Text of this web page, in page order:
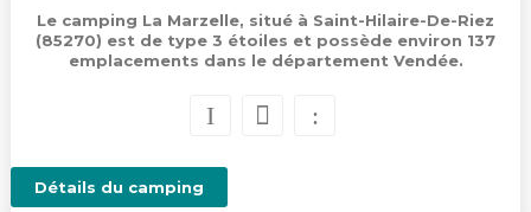
Le camping La Marzelle, situé à Saint-Hilaire-De-Riez
(85270) est de type 3 étoiles et possède environ 137
emplacements dans le département Vendée.
Détails du camping